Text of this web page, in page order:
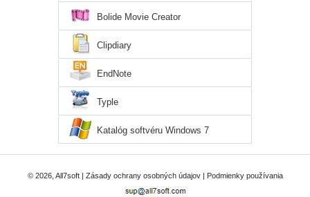
Bolide Movie Creator
Clipdiary
EndNote
Typle
Katalóg softvéru Windows 7
© 2026, All7soft | Zásady ochrany osobných údajov| Podmienky používania